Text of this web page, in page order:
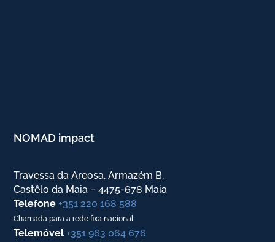
NOMAD impact
Travessa da Areosa, Armazém B,
Castêlo da Maia – 4475-678 Maia
Telefone +351 220 168 588
Chamada para a rede fixa nacional
Telemóvel +351 963 064 676